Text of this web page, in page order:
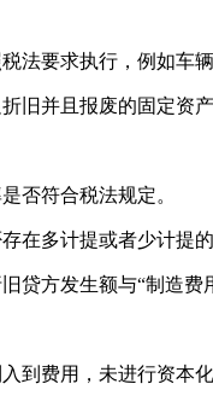
法要求执行，例如车
旧并且报废的固定资
否符合税法规定。
在多计提或者少计提
贷方发生额与“制造
到费用，未进行资本